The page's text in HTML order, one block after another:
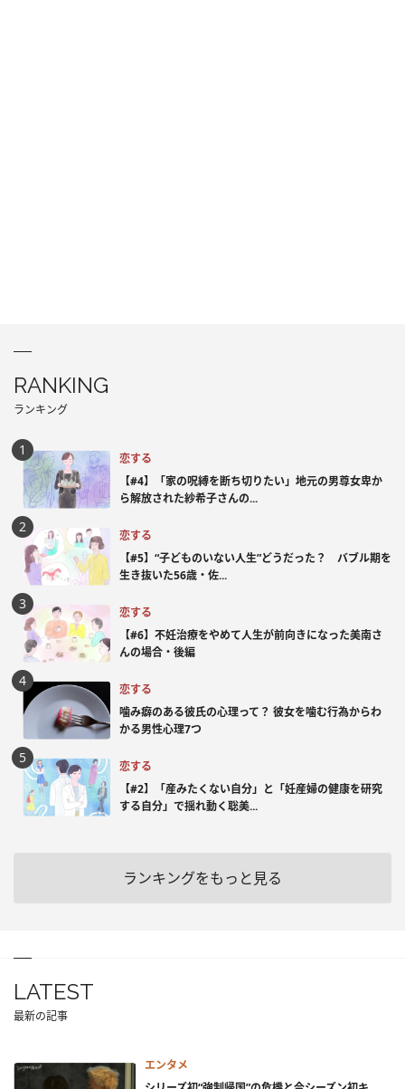
RANKING
ランキング
恋する
【#4】「家の呪縛を断ち切りたい」地元の男尊女卑か
ら解放された紗希子さんの...
恋する
【#5】“子どものいない人生”どうだった？ バブル期を
生き抜いた56歳・佐...
恋する
【#6】不妊治療をやめて人生が前向きになった美南さ
んの場合・後編
恋する
噛み癖のある彼氏の心理って？ 彼女を噛む行為からわ
かる男性心理7つ
恋する
【#2】「産みたくない自分」と「妊産婦の健康を研究
する自分」で揺れ動く聡美...
ランキングをもっと見る
LATEST
最新の記事
エンタメ